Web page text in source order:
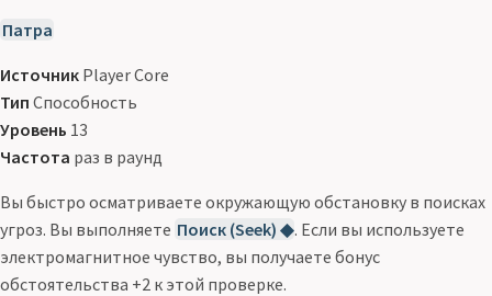
Патра
Источник Player Core
Тип Способность
Уровень 13
Частота раз в раунд
Вы быстро осматриваете окружающую обстановку в поисках
угроз. Вы выполняете Поиск (Seek) ◆. Если вы используете
электромагнитное чувство, вы получаете бонус
обстоятельства +2 к этой проверке.